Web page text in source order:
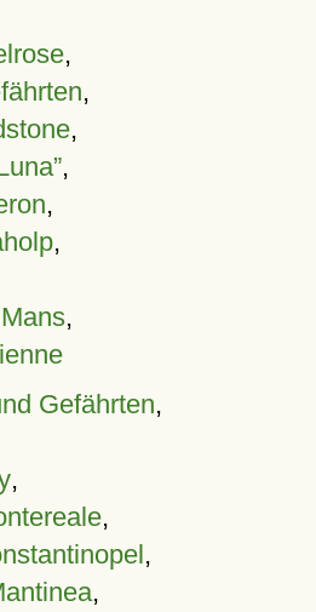
,
,
,
,
,
,
,
Gefährten,
,
,
,
,